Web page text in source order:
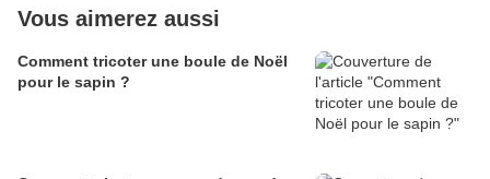
Vous aimerez aussi
Comment tricoter une boule de Noël
pour le sapin ?